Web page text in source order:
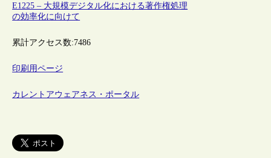
E1225 – 大規模デジタル化における著作権処理
の効率化に向けて
累計アクセス数:7486
印刷用ページ
カレントアウェアネス・ポータル